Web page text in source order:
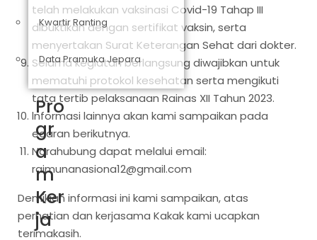
Kwartir Ranting
Data Pramuka Jepara
Pro
gr
a
m
Ker
ja
telah melakukan vaksinasi Covid-19 Tahap III
dibuktikan dengan sertifikat vaksin, serta
menyertakan Surat Keterangan Sehat dari dokter.
Selama kegiatan berlangsung diwajibkan untuk
mematuhi protokol kesehatan serta mengikuti
tata tertib pelaksanaan Rainas XII Tahun 2023.
lnformasi lainnya akan kami sampaikan pada
edaran berikutnya.
Narahubung dapat melalui email:
raimunanasiona12@gmail.com
Demikian informasi ini kami sampaikan, atas
perhatian dan kerjasama Kakak kami ucapkan
terimakasih.